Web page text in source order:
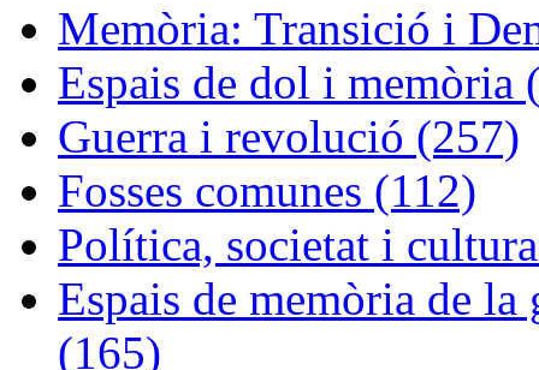
Memòria: Transició i
Espais de dol i memòria
Guerra i revolució (257)
Fosses comunes (112)
Política, societat i
Espais de memòria de
(165)